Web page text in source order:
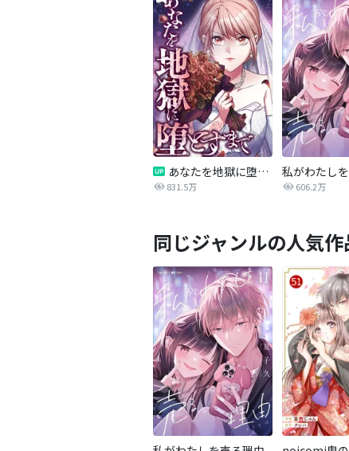
あなたを地獄に堕とすまで
831.5万
私がわたし
606.2万
同じジャンルの人気作